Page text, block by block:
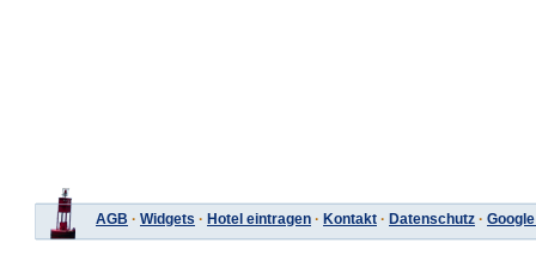
AGB · Widgets · Hotel eintragen · Kontakt · Datenschutz ·